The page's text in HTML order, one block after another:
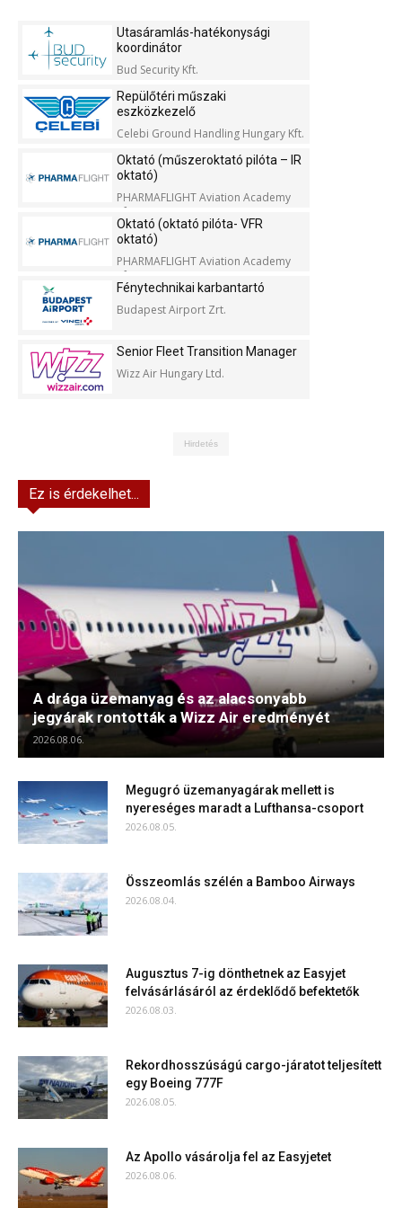
Utasáramlás-hatékonysági
koordinátor
Bud Security Kft.
Repülőtéri műszaki
eszközkezelő
Celebi Ground Handling Hungary Kft.
Oktató (műszeroktató pilóta – IR
oktató)
PHARMAFLIGHT Aviation Academy
Kft.
Oktató (oktató pilóta- VFR
oktató)
PHARMAFLIGHT Aviation Academy
Kft.
Fénytechnikai karbantartó
Budapest Airport Zrt.
Senior Fleet Transition Manager
Wizz Air Hungary Ltd.
Hirdetés
Ez is érdekelhet...
A drága üzemanyag és az alacsonyabb
jegyárak rontották a Wizz Air eredményét
2026.08.06.
Megugró üzemanyagárak mellett is
nyereséges maradt a Lufthansa-csoport
2026.08.05.
Összeomlás szélén a Bamboo Airways
2026.08.04.
Augusztus 7-ig dönthetnek az Easyjet
felvásárlásáról az érdeklődő befektetők
2026.08.03.
Rekordhosszúságú cargo-járatot teljesített
egy Boeing 777F
2026.08.05.
Az Apollo vásárolja fel az Easyjetet
2026.08.06.